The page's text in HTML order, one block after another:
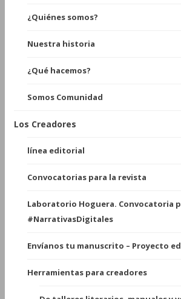
¿Quiénes somos?
Nuestra historia
¿Qué hacemos?
Somos Comunidad
Los Creadores
línea editorial
Convocatorias para la revista
Laboratorio Hoguera. Convocatoria
#NarrativasDigitales
Envíanos tu manuscrito – Proyecto
Herramientas para creadores